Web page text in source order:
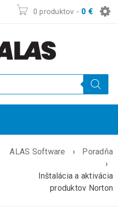
0 produktov - 0 €
ALAS Software ›
Poradňa
›
Inštalácia a aktivácia
produktov Norton